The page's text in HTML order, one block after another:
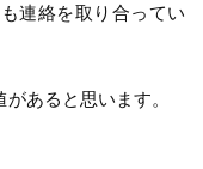
連絡を取り合ってい
あると思います。